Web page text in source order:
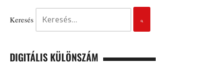
Keresés
DIGITÁLIS KÜLÖNSZÁM